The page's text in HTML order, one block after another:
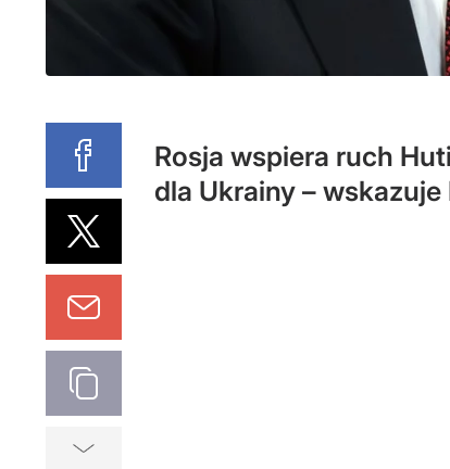
Rosja wspiera ruch
dla Ukrainy – wskazuje